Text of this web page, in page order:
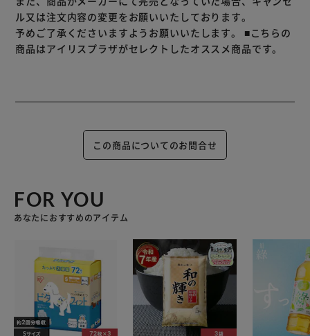
ル又は注文内容の変更をお願いいたしております。
予めご了承くださいますようお願いいたします。 ■こちらの
商品はアイリスプラザがセレクトしたオススメ商品です。
この商品についてのお問合せ
FOR YOU
あなたにおすすめのアイテム